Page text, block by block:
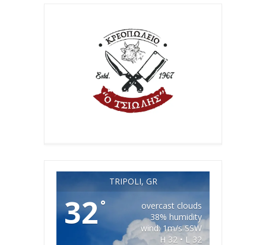
TRIPOLI, GR
32°
overcast clouds
38% humidity
wind: 1m/s SSW
H 32 • L 32